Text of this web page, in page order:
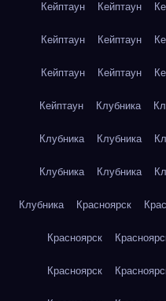
Кейптаун Кейптаун
Кейптаун Кейптаун
Кейптаун Кейптаун
Кейптаун Клубника
Клубника Клубника
Клубника Клубника
Клубника Красноярск
Красноярск
Красноярск